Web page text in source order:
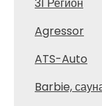
Agressor
ATS-Auto
Barbie,